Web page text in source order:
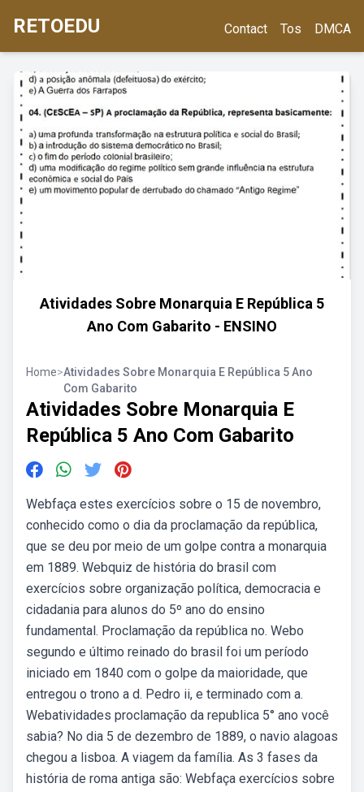
RETOEDU Contact Tos DMCA
Atividades Sobre Monarquia E República 5
Ano Com Gabarito - ENSINO
Home>Atividades Sobre Monarquia E República 5 Ano
Com Gabarito
Atividades Sobre Monarquia E
República 5 Ano Com Gabarito
Webfaça estes exercícios sobre o 15 de novembro,
conhecido como o dia da proclamação da república,
que se deu por meio de um golpe contra a monarquia
em 1889. Webquiz de história do brasil com
exercícios sobre organização política, democracia e
cidadania para alunos do 5º ano do ensino
fundamental. Proclamação da república no. Webo
segundo e último reinado do brasil foi um período
iniciado em 1840 com o golpe da maioridade, que
entregou o trono a d. Pedro ii, e terminado com a.
Webatividades proclamação da republica 5° ano você
sabia? No dia 5 de dezembro de 1889, o navio alagoas
chegou a lisboa. A viagem da família. As 3 fases da
história de roma antiga são: Webfaça exercícios sobre